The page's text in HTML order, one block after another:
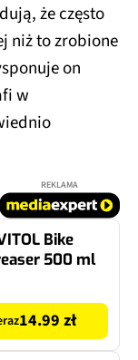
że często
niż to zrobione
on
w
REKLAMA
Bike
500 ml
14.99 zł